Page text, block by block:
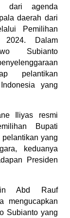
dari agenda
daerah dari
Pemilihan
2024. Dalam
Subianto
pelantikan
yang
Iliyas resmi
Bupati
yang
keduanya
Presiden
Abd Rauf
mengucapkan
Subianto yang